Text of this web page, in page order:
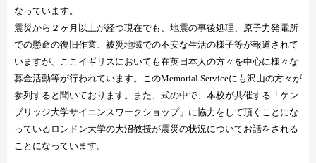
なっています。
震災から２ヶ月以上が経つ現在でも、地震の事後処理、原子力発電所
での懸命の復旧作業、被災地域での不安な生活の様子等が報道されて
いますが、ここイギリスにおいても在英日本人の方々を中心に様々な
募金活動等が行われています。このMemorial Serviceにも沢山の方々が
参列すると聞いております。また、式の中で、本校が共催する「ケン
ブリッジ大学サイエンスワークショップ」に協力をして頂くことにな
っているロンドン大学の大沼教授が震災の状況についてお話をされる
ことになっています。